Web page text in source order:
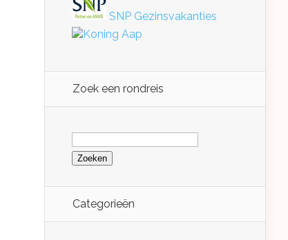
SNP Gezinsvakanties
Koning Aap
Zoek een rondreis
Zoeken
naar:
Categorieën